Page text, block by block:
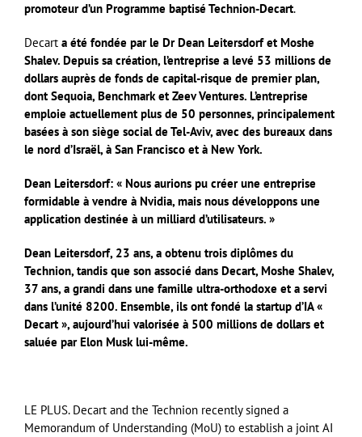
promoteur d’un Programme baptisé Technion-Decart.
Decart a été fondée par le Dr Dean Leitersdorf et Moshe
Shalev. Depuis sa création, l’entreprise a levé 53 millions de
dollars auprès de fonds de capital-risque de premier plan,
dont Sequoia, Benchmark et Zeev Ventures. L’entreprise
emploie actuellement plus de 50 personnes, principalement
basées à son siège social de Tel-Aviv, avec des bureaux dans
le nord d’Israël, à San Francisco et à New York.
Dean Leitersdorf: « Nous aurions pu créer une entreprise
formidable à vendre à Nvidia, mais nous développons une
application destinée à un milliard d’utilisateurs. »
Dean Leitersdorf, 23 ans, a obtenu trois diplômes du
Technion, tandis que son associé dans Decart, Moshe Shalev,
37 ans, a grandi dans une famille ultra-orthodoxe et a servi
dans l’unité 8200. Ensemble, ils ont fondé la startup d’IA «
Decart », aujourd’hui valorisée à 500 millions de dollars et
saluée par Elon Musk lui-même.
LE PLUS. Decart and the Technion recently signed a
Memorandum of Understanding (MoU) to establish a joint AI